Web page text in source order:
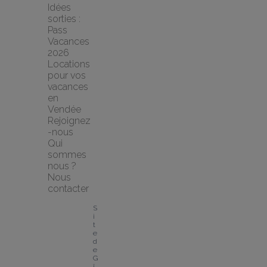
Idées
sorties :
Pass
Vacances
2026
Locations
pour vos
vacances
en
Vendée
Rejoignez
-nous
Qui
sommes
nous ?
Nous
contacter
S
i
t
e
d
e
G